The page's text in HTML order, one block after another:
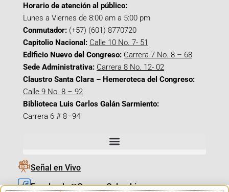
Horario de atención al público:
Lunes a Viernes de 8:00 am a 5:00 pm
Conmutador: (+57) (601) 8770720
Capitolio Nacional: Calle 10 No. 7- 51
Edificio Nuevo del Congreso: Carrera 7 No. 8 – 68
Sede Administrativa: Carrera 8 No. 12- 02
Claustro Santa Clara – Hemeroteca del Congreso:
Calle 9 No. 8 – 92
Biblioteca Luis Carlos Galán Sarmiento:
Carrera 6 # 8–94
Señal en Vivo
Facebook_@CamaraColombia